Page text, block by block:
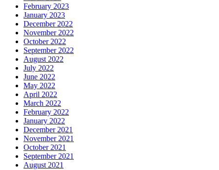
February 2023
January 2023
December 2022
November 2022
October 2022
September 2022
August 2022
July 2022
June 2022
May 2022
April 2022
March 2022
February 2022
January 2022
December 2021
November 2021
October 2021
September 2021
August 2021